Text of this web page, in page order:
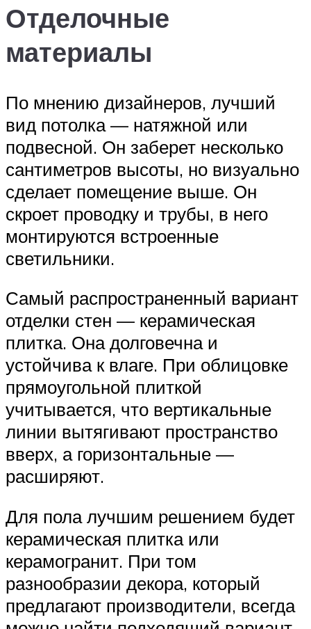
Отделочные
материалы
По мнению дизайнеров, лучший
вид потолка — натяжной или
подвесной. Он заберет несколько
сантиметров высоты, но визуально
сделает помещение выше. Он
скроет проводку и трубы, в него
монтируются встроенные
светильники.
Самый распространенный вариант
отделки стен — керамическая
плитка. Она долговечна и
устойчива к влаге. При облицовке
прямоугольной плиткой
учитывается, что вертикальные
линии вытягивают пространство
вверх, а горизонтальные —
расширяют.
Для пола лучшим решением будет
керамическая плитка или
керамогранит. При том
разнообразии декора, который
предлагают производители, всегда